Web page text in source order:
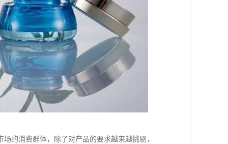
的消费群体，除了对产品的要求越来越挑剔，